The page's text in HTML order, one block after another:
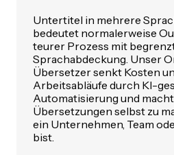
Untertitel in mehrere
bedeutet normalerweise
teurer Prozess mit
Sprachabdeckung. Unser
Übersetzer senkt Kosten
Arbeitsabläufe durch KI-
Automatisierung und
Übersetzungen selbst zu
ein Unternehmen, Team
bist.